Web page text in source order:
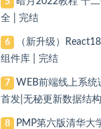
全 | 完结
6
（新升级）
组件库 | 完结
7
WEB前端线上系统
首发|无秘更新数据结
8 PMP第六版清华大